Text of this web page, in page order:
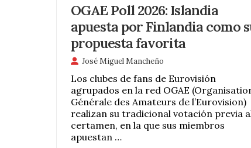
OGAE Poll 2026: Islandia
apuesta por Finlandia como
propuesta favorita
José Miguel Mancheño
Los clubes de fans de Eurovisión
agrupados en la red OGAE
Générale des Amateurs de l’Eurovision)
realizan su tradicional votación previa
certamen, en la que sus miembros
apuestan …